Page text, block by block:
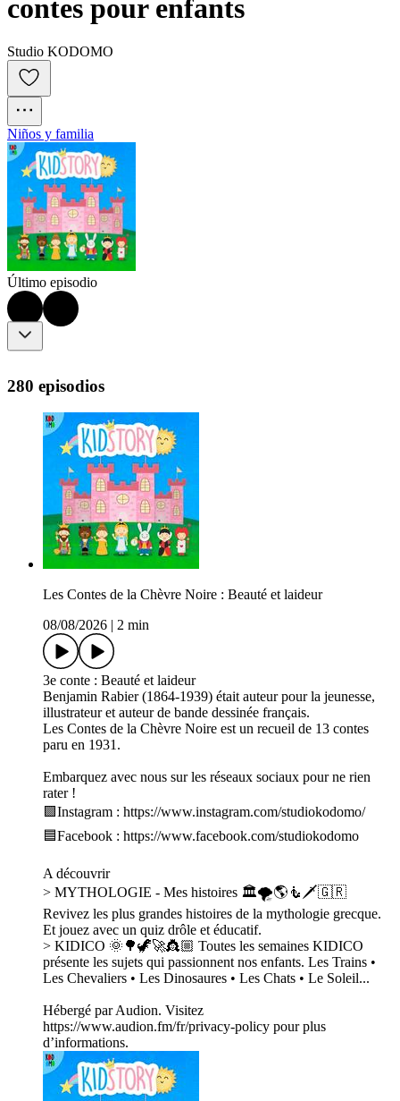
contes pour enfants
Studio KODOMO
Niños y familia
Último episodio
280 episodios
Les Contes de la Chèvre Noire : Beauté et laideur
08/08/2026
2 min
3e conte : Beauté et laideur
Benjamin Rabier (1864-1939) était auteur pour la jeunesse,
illustrateur et auteur de bande dessinée français.
Les Contes de la Chèvre Noire est un recueil de 13 contes
paru en 1931.
Embarquez avec nous sur les réseaux sociaux pour ne rien
rater !
🟪Instagram : https://www.instagram.com/studiokodomo/
🟦Facebook : https://www.facebook.com/studiokodomo
A découvrir
> MYTHOLOGIE - Mes histoires 🏛🌪🌎🧜🗡🇬🇷
Revivez les plus grandes histoires de la mythologie grecque.
Et jouez avec un quiz drôle et éducatif.
> KIDICO 🌞🌳🦖🚀👸🏼 Toutes les semaines KIDICO
présente les sujets qui passionnent nos enfants. Les Trains •
Les Chevaliers • Les Dinosaures • Les Chats • Le Soleil...
Hébergé par Audion. Visitez
https://www.audion.fm/fr/privacy-policy pour plus
d’informations.